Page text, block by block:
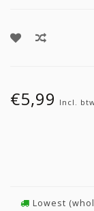
€5,99 Incl.
Lowest